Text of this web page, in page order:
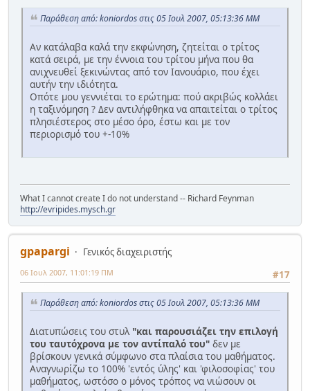
Παράθεση από: koniordos στις 05 Ιουλ 2007, 05:13:36 ΜΜ
Αν κατάλαβα καλά την εκφώνηση, ζητείται ο τρίτος
κατά σειρά, με την έννοια του τρίτου μήνα που θα
ανιχνευθεί ξεκινώντας από τον Ιανουάριο, που έχει
αυτήν την ιδιότητα.
Οπότε μου γεννιέται το ερώτημα: πού ακριβώς κολλάει
η ταξινόμηση ? Δεν αντιλήφθηκα να απαιτείται ο τρίτος
πλησιέστερος στο μέσο όρο, έστω και με τον
περιορισμό του +-10%
What I cannot create I do not understand -- Richard Feynman
http://evripides.mysch.gr
gpapargi
Γενικός διαχειριστής
#17
06 Ιουλ 2007, 11:01:19 ΠΜ
Παράθεση από: koniordos στις 05 Ιουλ 2007, 05:13:36 ΜΜ
Διατυπώσεις του στυλ "και παρουσιάζει την επιλογή
του ταυτόχρονα με τον αντίπαλό του" δεν με
βρίσκουν γενικά σύμφωνο στα πλαίσια του μαθήματος.
Αναγνωρίζω το 100% 'εντός ύλης' και 'φιλοσοφίας' του
μαθήματος, ωστόσο ο μόνος τρόπος να νιώσουν οι